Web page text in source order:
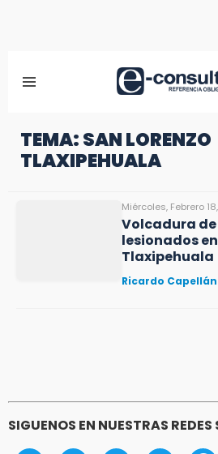
TEMA: SAN LORENZO
TLAXIPEHUALA
Miércoles, Febrero
Volcadura
lesionados
Tlaxipehuala
Ricardo Capellán
SIGUENOS EN NUESTRAS REDES